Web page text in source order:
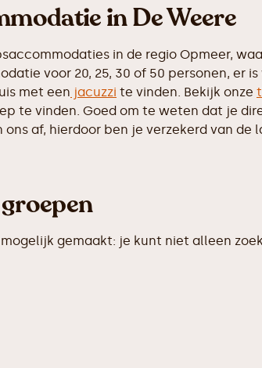
in De Weere
in de regio Opmeer,
voor 20, 25, 30 of 50 personen, er
met een jacuzzi te vinden. Bekijk onze
te vinden. Goed om te weten dat je
af, hierdoor ben je verzekerd van
gemaakt: je kunt niet alleen